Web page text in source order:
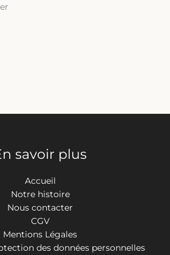
savoir plus
Accueil
Notre histoire
Nous contacter
CGV
Mentions Légales
des données personnelles